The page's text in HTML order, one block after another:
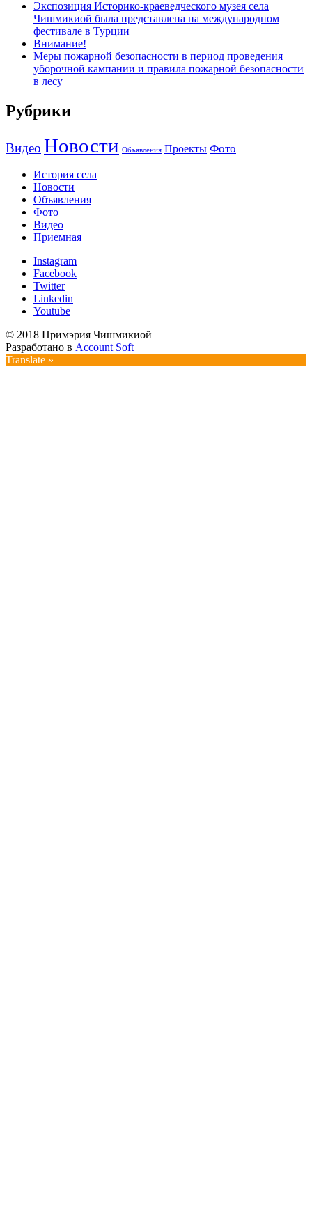
Экспозиция Историко-краеведческого музея села
Чишмикиой была представлена на международном
фестивале в Турции
Внимание!
Меры пожарной безопасности в период проведения
уборочной кампании и правила пожарной безопасности
в лесу
Рубрики
Видео Новости Объявления Проекты Фото
История села
Новости
Объявления
Фото
Видео
Приемная
Instagram
Facebook
Twitter
Linkedin
Youtube
© 2018 Примэрия Чишмикиой
Разработано в Account Soft
Translate »